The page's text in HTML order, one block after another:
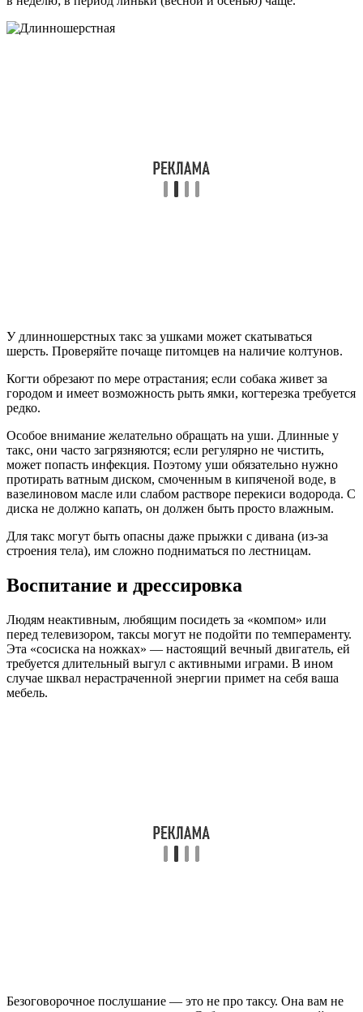
У длинношерстных такс за ушками может скатываться
шерсть. Проверяйте почаще питомцев на наличие колтунов.
Когти обрезают по мере отрастания; если собака живет за
городом и имеет возможность рыть ямки, когтерезка требуется
редко.
Особое внимание желательно обращать на уши. Длинные у
такс, они часто загрязняются; если регулярно не чистить,
может попасть инфекция. Поэтому уши обязательно нужно
протирать ватным диском, смоченным в кипяченой воде, в
вазелиновом масле или слабом растворе перекиси водорода. С
диска не должно капать, он должен быть просто влажным.
Для такс могут быть опасны даже прыжки с дивана (из-за
строения тела), им сложно подниматься по лестницам.
Воспитание и дрессировка
Людям неактивным, любящим посидеть за «компом» или
перед телевизором, таксы могут не подойти по темпераменту.
Эта «сосиска на ножках» — настоящий вечный двигатель, ей
требуется длительный выгул с активными играми. В ином
случае шквал нерастраченной энергии примет на себя ваша
мебель.
Безоговорочное послушание — это не про таксу. Она вам не